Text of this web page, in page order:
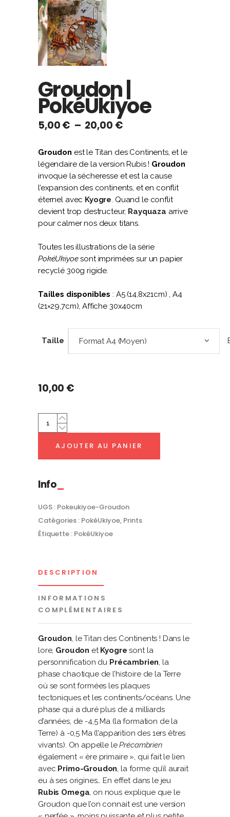
Groudon |
PokéUkiyoe
5,00€ – 20,00 €Plage
prix :
5,00 €
à
20,00 €
Groudon est le Titan des Continents, et le
légendaire de la version Rubis ! Groudon
invoque la sécheresse et est la cause
l’expansion des continents, et en conflit
éternel avec Kyogre. Quand le conflit
devient trop destructeur, Rayquaza arrive
pour calmer nos deux titans.
Toutes les illustrations de la série
PokéUkiyoesont imprimées sur un papier
recyclé 300g rigide.
Tailles disponibles : A5 (14,8x21cm) , A4
(21×29,7cm), Affiche 30x40cm
Taille Format A4 (Moyen)
10,00 €
Groudon
|
PokéUkiyoe
AJOUTER AU PANIER
Info
UGS : Pokeukiyoe-Groudon
Catégories : PokéUkiyoe, Prints
Étiquette : PokéUkiyoe
DESCRIPTION
INFORMATIONS
COMPLÉMENTAIRES
Groudon, le Titan des Continents ! Dans le
lore, Groudon etKyogre sont la
personnification du Précambrien, la
phase chaotique de l’histoire de la Terre
où se sont formées les plaques
tectoniques et les continents/océans. Une
phase qui a duré plus de 4 milliards
d’années, de -4,5 Ma (la formation de la
Terre) à -0,5 Ma (l’apparition des 1ers êtres
vivants). On appelle lePrécambrien
également « ère primaire », qui fait le lien
avec Primo-Groudon, la forme qu’il aurait
eu à ses origines… En effet dans le jeu
Rubis Omega, on nous explique que le
Groudon que l’on connait est une version